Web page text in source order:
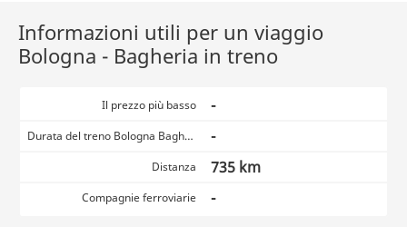
Informazioni utili per un viaggio
Bologna - Bagheria in treno
Il prezzo più basso -
Durata del treno Bologna Bagheria -
Distanza 735 km
Compagnie ferroviarie -